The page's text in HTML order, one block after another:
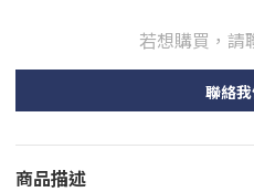
若想購買，請
聯絡
商品描述